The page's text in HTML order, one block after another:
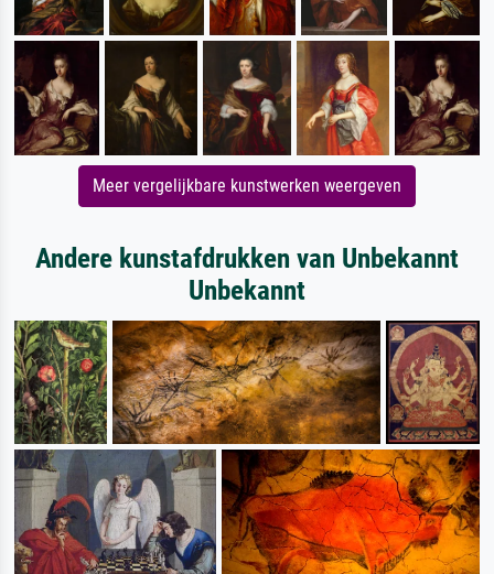
Meer vergelijkbare kunstwerken weergeven
Andere kunstafdrukken van Unbekannt
Unbekannt